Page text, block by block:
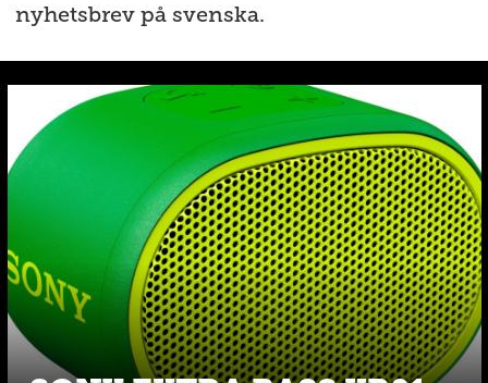
nyhetsbrev på svenska.